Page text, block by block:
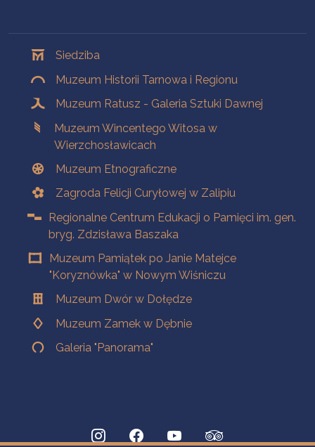
Siedziba
Muzeum Historii Tarnowa i Regionu
Muzeum Ratusz - Galeria Sztuki Dawnej
Muzeum Wincentego Witosa w
Wierzchosławicach
Muzeum Etnograficzne
Zagroda Felicji Curyłowej w Zalipiu
Regionalne Centrum Edukacji o Pamięci im. gen.
bryg. Zdzisława Baszaka
Muzeum Pamiątek po Janie Matejce
"Koryznówka" w Nowym Wiśniczu
Muzeum Dwór w Dołędze
Muzeum Zamek w Dębnie
Galeria "Panorama"